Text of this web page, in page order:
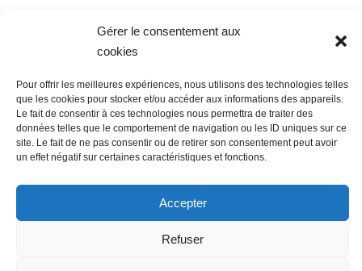
Gérer le consentement aux
cookies
Pour offrir les meilleures expériences, nous utilisons des technologies telles
que les cookies pour stocker et/ou accéder aux informations des appareils.
Le fait de consentir à ces technologies nous permettra de traiter des
données telles que le comportement de navigation ou les ID uniques sur ce
site. Le fait de ne pas consentir ou de retirer son consentement peut avoir
un effet négatif sur certaines caractéristiques et fonctions.
Accepter
Refuser
Nous contacter
Conditions Générales de Ventes
Politique de confidentialité
Mentions légales